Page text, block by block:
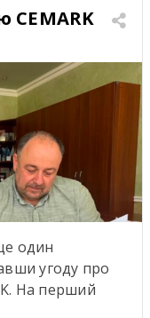
CEMARK
один
угоду про
На перший